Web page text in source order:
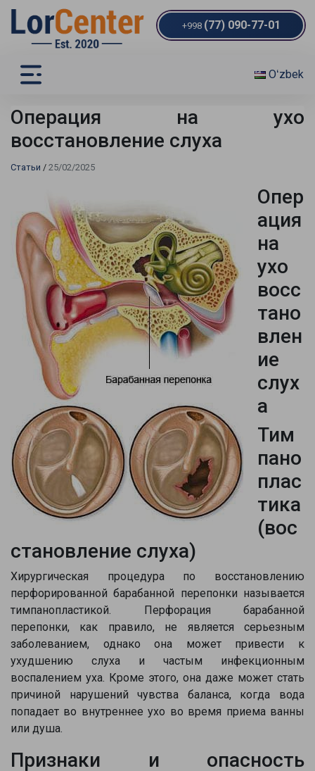
+998 (77) 090-77-01
Oʻzbek
Операция на ухо
восстановление слуха
Статьи / 25/02/2025
Опер
ация
на
ухо
восс
тано
влен
ие
слух
а
Тим
пано
плас
тика
(вос
становление слуха)
Хирургическая процедура по восстановлению
перфорированной барабанной перепонки называется
тимпанопластикой. Перфорация барабанной
перепонки, как правило, не является серьезным
заболеванием, однако она может привести к
ухудшению слуха и частым инфекционным
воспалением уха. Кроме этого, она даже может стать
причиной нарушений чувства баланса, когда вода
попадает во внутреннее ухо во время приема ванны
или душа.
Признаки и опасность